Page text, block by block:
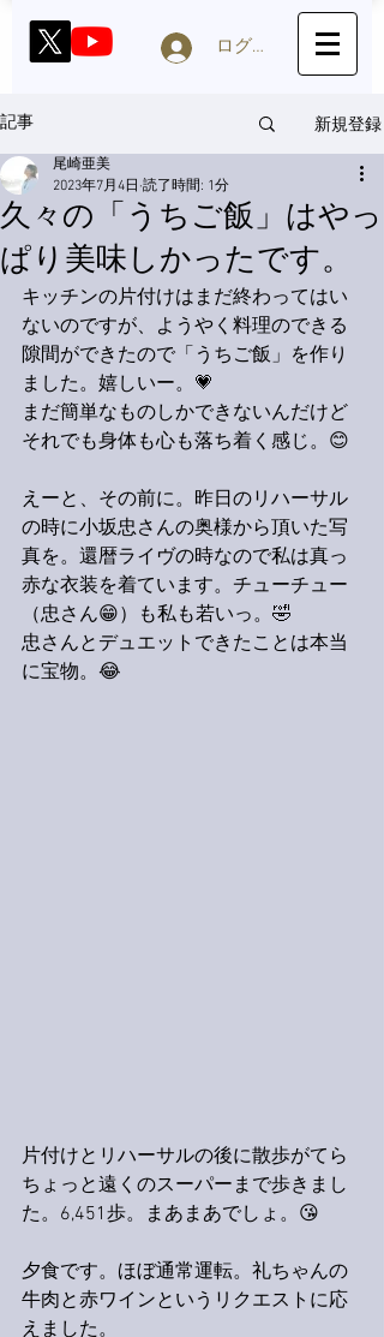
ログイン
記事 新規登録
久々の「うちご飯」はやっ
ぱり美味しかったです。
尾崎亜美
2023年7月4日 読了時間: 1分
キッチンの片付けはまだ終わってはい
ないのですが、ようやく料理のできる
隙間ができたので「うちご飯」を作り
ました。嬉しいー。💗
まだ簡単なものしかできないんだけど
それでも身体も心も落ち着く感じ。😊
えーと、その前に。昨日のリハーサル
の時に小坂忠さんの奥様から頂いた写
真を。還暦ライヴの時なので私は真っ
赤な衣装を着ています。チューチュー
（忠さん😁）も私も若いっ。🤣
忠さんとデュエットできたことは本当
に宝物。😂
片付けとリハーサルの後に散歩がてら
ちょっと遠くのスーパーまで歩きまし
た。6,451歩。まあまあでしょ。😘
夕食です。ほぼ通常運転。礼ちゃんの
牛肉と赤ワインというリクエストに応
えました。